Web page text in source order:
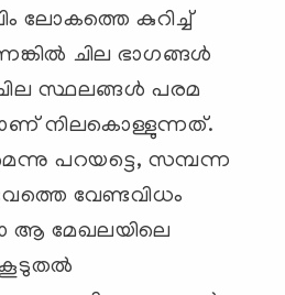
ലോകത്തെ കുറിച്ച്
ചില ഭാഗങ്ങള്‍
സ്ഥലങ്ങള്‍ പരമ
നിലകൊള്ളുന്നത്.
പറയട്ടെ, സമ്പന്ന
വേണ്ടവിധം
ആ മേഖലയിലെ
കൂടുതല്‍